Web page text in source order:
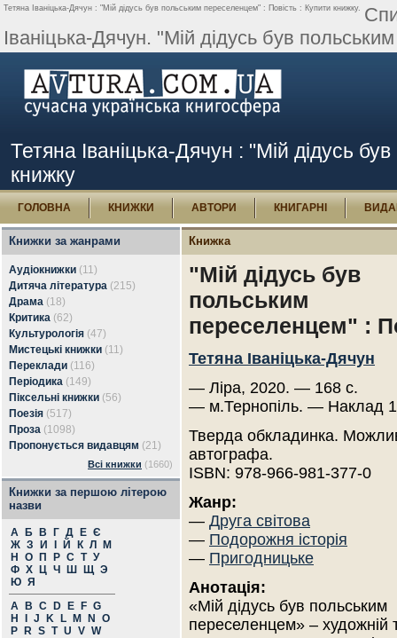
Тетяна Іваніцька-Дячун : "Мій дідусь був польським переселенцем" : Повість : Купити книжку.
Іваніцька-Дячун. "Мій дідусь був
Тетяна Іваніцька-Дячун : "Мій дідусь
книжку
ГОЛОВНА КНИЖКИ АВТОРИ КНИГАРНІ
Книжки за жанрами
Аудіокнижки (11)
Дитяча література (215)
Драма (18)
Критика (62)
Культурологія (47)
Мистецькі книжки (11)
Переклади (116)
Періодика (149)
Піксельні книжки (56)
Поезія (517)
Проза (1098)
Пропонується видавцям (21)
Всі книжки (1660)
Книжки за першою літерою
назви
А Б В Г Д Е Є
Ж З И Й К Л
М
Н
О П Р С Т У
Ф Х Ц Ч Ш Щ Э
Ю Я
A
B C D E F G
H
J K L M N
O
P
R S T U V W
Книжка
"Мій дідусь був
польським
переселенцем" :
Тетяна Іваніцька-Дячун
— Ліра, 2020. — 168 с.
— м.Тернопіль. — Наклад
Тверда обкладинка.
автографа.
ISBN: 978-966-981-377-0
Жанр:
— Друга світова
— Подорожня історія
— Пригодницьке
Анотація:
«Мій дідусь був польським
переселенцем» – художній